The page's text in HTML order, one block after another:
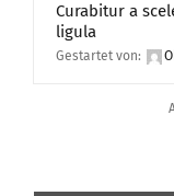
Curabitur a
ligula
Gestartet von: